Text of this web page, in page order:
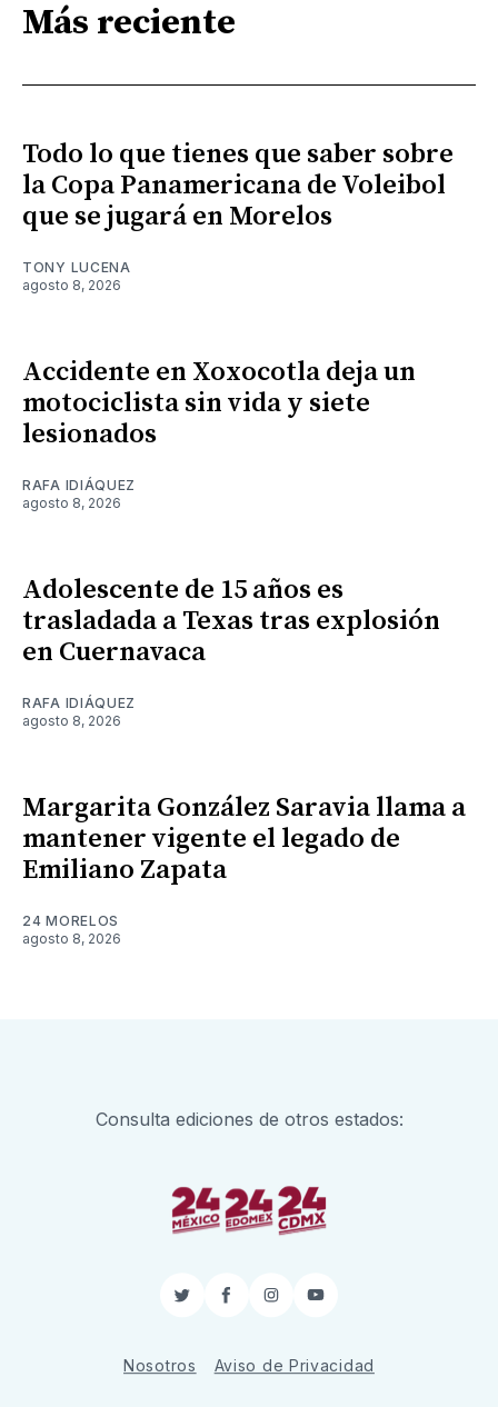
Más reciente
Todo lo que tienes que saber sobre
la Copa Panamericana de Voleibol
que se jugará en Morelos
TONY LUCENA
agosto 8, 2026
Accidente en Xoxocotla deja un
motociclista sin vida y siete
lesionados
RAFA IDIÁQUEZ
agosto 8, 2026
Adolescente de 15 años es
trasladada a Texas tras explosión
en Cuernavaca
RAFA IDIÁQUEZ
agosto 8, 2026
Margarita González Saravia llama a
mantener vigente el legado de
Emiliano Zapata
24 MORELOS
agosto 8, 2026
Consulta ediciones de otros estados:
TwitterFacebook
InstagramYouTube
Nosotros Aviso de Privacidad